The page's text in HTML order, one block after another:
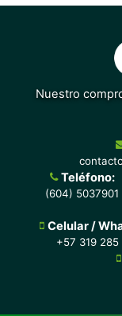
Nuestro
Teléfono:
(604) 5037901
Celular /
+57 319 285